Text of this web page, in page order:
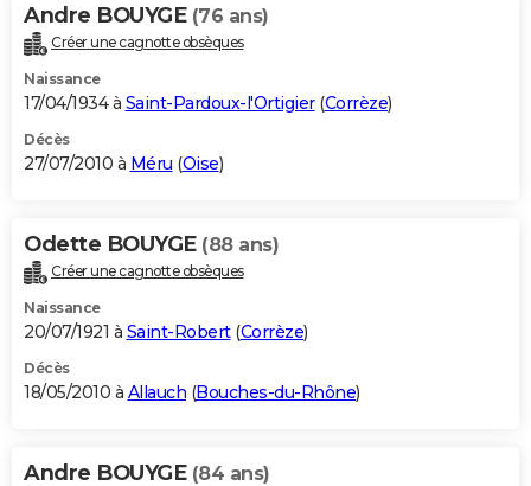
Andre BOUYGE (76 ans)
Créer une cagnotte obsèques
Naissance
17/04/1934 à Saint-Pardoux-l'Ortigier(Corrèze)
Décès
27/07/2010 à Méru (Oise)
Odette BOUYGE (88 ans)
Créer une cagnotte obsèques
Naissance
20/07/1921 à Saint-Robert(Corrèze)
Décès
18/05/2010 à Allauch (Bouches-du-Rhône)
Andre BOUYGE (84 ans)